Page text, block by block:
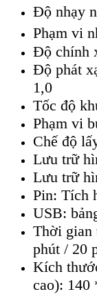
Độ nhạy
Phạm vi
Độ chính
Độ phát x
1,0
Tốc độ
Phạm vi
Chế độ
Lưu trữ h
Lưu trữ h
Pin: Tích
USB:
Thời gian
phút / 20
Kích thư
cao): 140